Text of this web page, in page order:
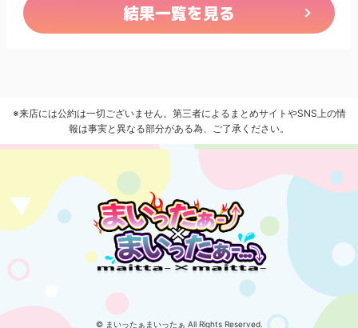
結果一覧を見る
※来店には公約は一切ございません。第三者によるまとめサイトやSNS上の情
報は事実と異なる部分がある為、ご了承ください。
© まいったぁまいったぁ All Rights Reserved.